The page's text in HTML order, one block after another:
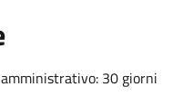
30 giorni